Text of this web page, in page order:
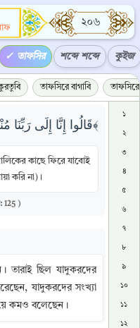
২০৬
তাফসির শব্দে শব্দে কুইজ
তাফসিরে বাগাবি তাফসিরে
قَالُوا إِنَّا إِلَى رَبِّنَا مُنْقَلِبُونَ ﴿١٢٥﴾
কাছে ফিরে যাবোই
করি না) ।
125 )
তারাই ছিল যাদুকরদের
যাদুকরদের সংখ্যা
কমও বলেছেন।
১
২
৩
৪
৫
৬
৭
৮
৯
১০
১১
১২